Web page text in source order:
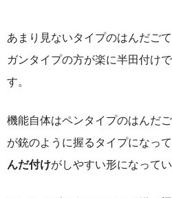
あまり見ないタイプのはんだご
ガンタイプの方が楽に半田付け
す。
機能自体はペンタイプのはんだ
が銃のように握るタイプになって
んだ付けがしやすい形になってい